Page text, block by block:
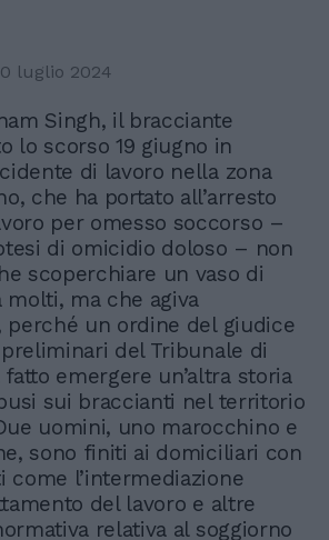
luglio 2024
Singh, il bracciante
lo scorso 19 giugno in
di lavoro nella zona
che ha portato all’arresto
per omesso soccorso –
di omicidio doloso – non
scoperchiare un vaso di
molti, ma che agiva
perché un ordine del giudice
del Tribunale di
emergere un’altra storia
sui braccianti nel territorio
uomini, uno marocchino e
sono finiti ai domiciliari con
come l’intermediazione
del lavoro e altre
relativa al soggiorno